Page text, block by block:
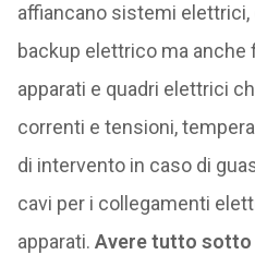
affiancano sistemi
backup elettrico ma
apparati e quadri elettrici
correnti e tensioni,
di intervento in caso di
cavi per i collegamenti
apparati. Avere tutto sotto